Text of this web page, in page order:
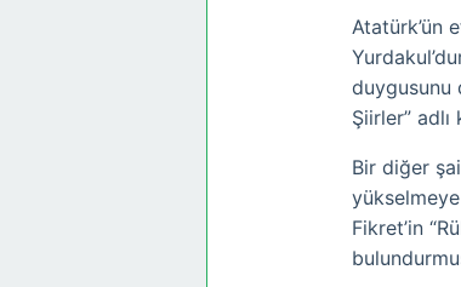
Atatürk’ün
duygusunu
Şiirler”
Bir diğer
Fikret’in